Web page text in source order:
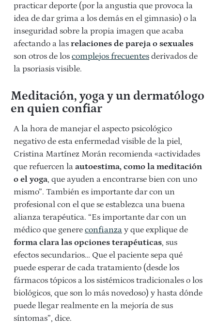
practicar deporte (por la angustia que provoca la
idea de dar grima a los demás en el gimnasio) o la
inseguridad sobre la propia imagen que acaba
afectando a las relaciones de pareja o sexuales
son otros de los complejos frecuentes derivados de
la psoriasis visible.
Meditación, yoga y un dermatólogo
en quien confiar
A la hora de manejar el aspecto psicológico
negativo de esta enfermedad visible de la piel,
Cristina Martínez Morán recomienda «actividades
que refuercen la autoestima, como la meditación
o el yoga, que ayuden a encontrarse bien con uno
mismo”. También es importante dar con un
profesional con el que se establezca una buena
alianza terapéutica. “Es importante dar con un
médico que genere confianza y que explique de
forma clara las opciones terapéuticas, sus
efectos secundarios… Que el paciente sepa qué
puede esperar de cada tratamiento (desde los
fármacos tópicos a los sistémicos tradicionales o los
biológicos, que son lo más novedoso) y hasta dónde
puede llegar realmente en la mejoría de sus
síntomas”, dice.